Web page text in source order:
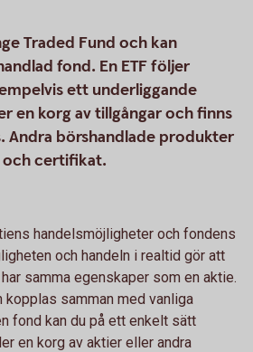
Traded Fund och kan
fond. En ETF följer
ett underliggande
en korg av tillgångar och finns
Andra börshandlade produkter
och certifikat.
handelsmöjligheter och fondens
och handeln i realtid gör att
samma egenskaper som en aktie.
kopplas samman med vanliga
fond kan du på ett enkelt sätt
en korg av aktier eller andra